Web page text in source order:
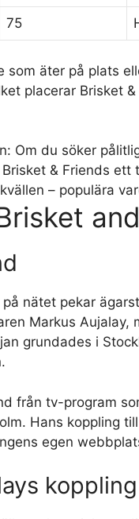
75
som äter på plats
placerar Brisket
Om du söker
& Friends
– populära
nätet pekar
Markus
grundades i
från tv-program
Hans koppling
egen
koppling